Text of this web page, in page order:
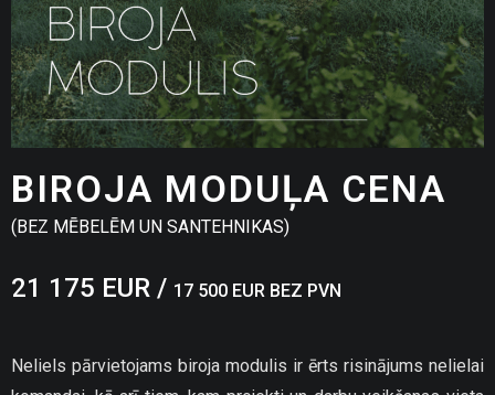
BIROJA MODUĻA CENA
(BEZ MĒBELĒM UN SANTEHNIKAS)
21 175 EUR / 17 500 EUR BEZ PVN
Neliels pārvietojams biroja modulis ir ērts risinājums nelielai